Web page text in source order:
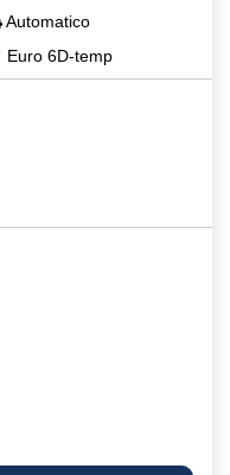
Automatico
Euro 6D-temp